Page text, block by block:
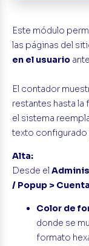
Este módulo
las páginas del
en el usuario
El contador
restantes hasta la
el sistema
texto configurado
Alta:
Desde el
/ Popup >
Color de
donde se
formato